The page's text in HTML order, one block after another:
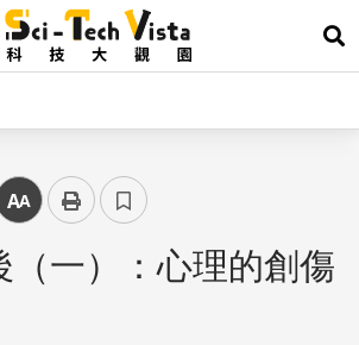
展
中
（一）：心理的創傷